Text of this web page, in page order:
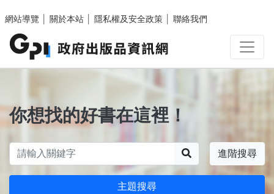
網站導覽
關於本站 隱私權及安全政策 聯絡我們
你想找的好書在這裡！
進階搜尋
主題搜尋